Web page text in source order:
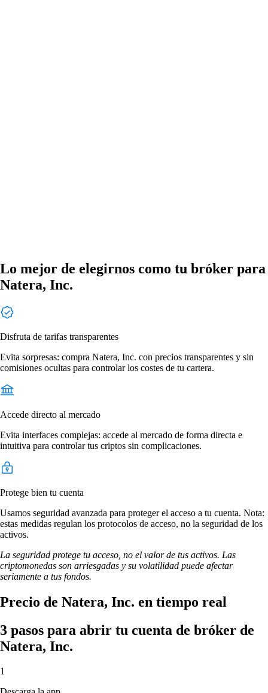
Lo mejor de elegirnos como tu bróker para
Natera, Inc.
Disfruta de tarifas transparentes
Evita sorpresas: compra Natera, Inc. con precios transparentes y sin
comisiones ocultas para controlar los costes de tu cartera.
Accede directo al mercado
Evita interfaces complejas: accede al mercado de forma directa e
intuitiva para controlar tus criptos sin complicaciones.
Protege bien tu cuenta
Usamos seguridad avanzada para proteger el acceso a tu cuenta. Nota:
estas medidas regulan los protocolos de acceso, no la seguridad de los
activos.
La seguridad protege tu acceso, no el valor de tus activos. Las
criptomonedas son arriesgadas y su volatilidad puede afectar
seriamente a tus fondos.
Precio de Natera, Inc. en tiempo real
3 pasos para abrir tu cuenta de bróker de
Natera, Inc.
1